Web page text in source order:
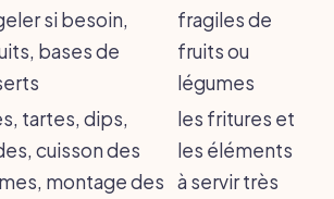
si besoin,
bases de
fragiles de
fruits ou
légumes
tartes, dips,
cuisson des
montage des
les fritures et
les éléments
à servir très